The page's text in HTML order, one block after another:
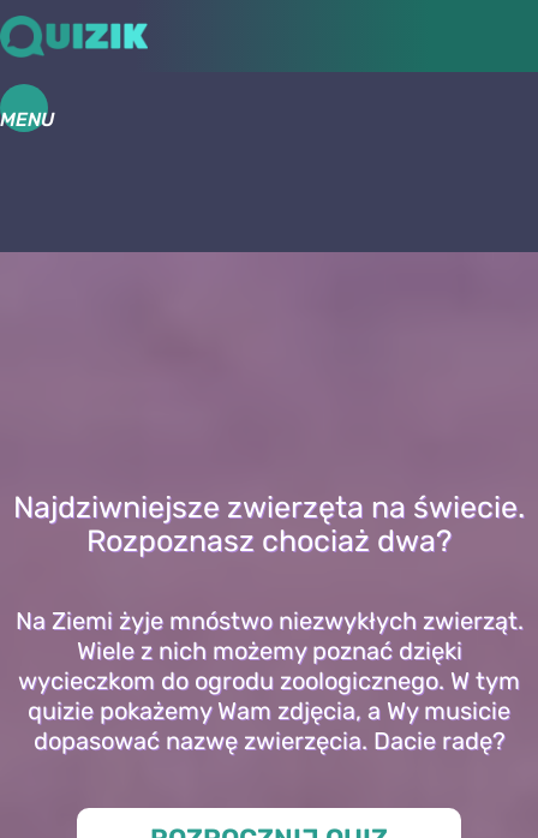
MENU
Najdziwniejsze zwierzęta na świecie.
Rozpoznasz chociaż dwa?
Na Ziemi żyje mnóstwo niezwykłych zwierząt.
Wiele z nich możemy poznać dzięki
wycieczkom do ogrodu zoologicznego. W tym
quizie pokażemy Wam zdjęcia, a Wy musicie
dopasować nazwę zwierzęcia. Dacie radę?